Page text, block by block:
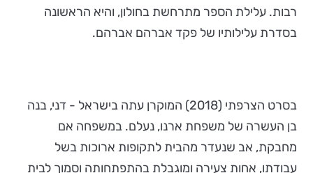
רבות. עלילת הספר מתרחשת בחולון, והיא הראשונה
בסדרת עלילותיו של פקד אברהם אברהם.
בסרט הצרפתי (2018) המוקרן עתה בישראל - דני, בנה
בן העשרה של משפחת ארנו, נעלם. במשפחה אם
מחבקת, אב שנעדר מהבית לתקופות ארוכות בשל
עבודתו, אחות צעירה ומוגבלת בהתפתחותה וסמוך לבית